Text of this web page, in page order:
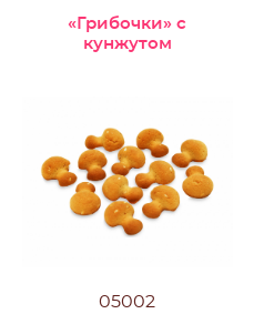
«Грибочки» с
кунжутом
05002